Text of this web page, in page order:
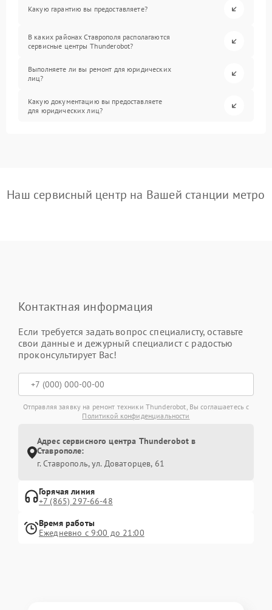
Какую гарантию вы предоставляете?
В каких районах Ставрополя располагаются
сервисные центры Thunderobot?
Выполняете ли вы ремонт для юридических
лиц?
Какую документацию вы предоставляете
для юридических лиц?
Наш сервисный центр на Вашей станции метро
Контактная информация
Если требуется задать вопрос специалисту, оставьте
свои данные и дежурный специалист с радостью
проконсультирует Вас!
Отправляя заявку на ремонт техники Thunderobot, Вы соглашаетесь с
Политикой конфиденциальности
Адрес сервисного центра Thunderobot в
Ставрополе:
г. Ставрополь, ул. Доваторцев, 61
Горячая линия
+7 (865) 297-66-48
Время работы
Ежедневно с 9:00 до 21:00